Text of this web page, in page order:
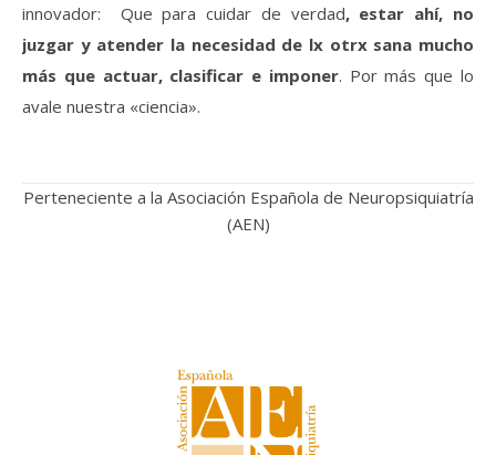
innovador: Que para cuidar de verdad, estar ahí, no
juzgar y atender la necesidad de lx otrx sana mucho
más que actuar, clasificar e imponer. Por más que lo
avale nuestra «ciencia».
Perteneciente a la Asociación Española de Neuropsiquiatría
(AEN)